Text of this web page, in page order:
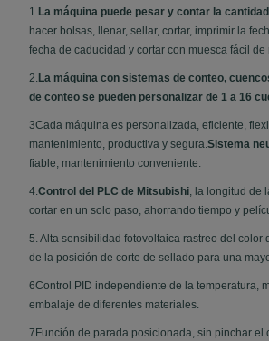
1. La máquina puede pesar y contar la
hacer bolsas, llenar, sellar, cortar, imprimir la
fecha de caducidad y cortar con muesca fácil de
2. La máquina con sistemas de conteo,
de conteo se pueden personalizar de 1 a 16
3Cada máquina es personalizada, eficiente,
mantenimiento, productiva y segura. Sistema
fiable, mantenimiento conveniente.
4. Control del PLC de Mitsubishi , la longitud
cortar en un solo paso, ahorrando tiempo y
5. Alta sensibilidad fotovoltaica rastreo del color
de la posición de corte de sellado para una
6Control PID independiente de la temperatura,
embalaje de diferentes materiales.
7Función de parada posicionada, sin pinchar el